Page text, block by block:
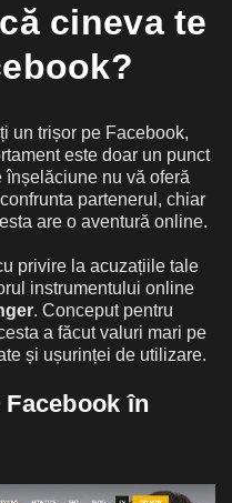
cineva te
un trișor pe Facebook,
este doar un punct
nu vă oferă
partenerul, chiar
are o aventură online.
privire la acuzațiile tale
instrumentului online
. Conceput pentru
a făcut valuri mari pe
și ușurinței de utilizare.
în